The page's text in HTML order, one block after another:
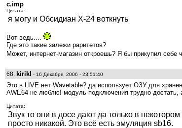
c.imp
Цитата:
я могу и Обсидиан X-24 воткнуть
Вот ведь....
Где это такие залежи раритетов?
Может, интернет-магазин откроешь? Я бы прикупил себе
68. kirikl - 16 Декабря, 2006 - 23:51:40
Это в LIVE нет Wavetable? да использует ОЗУ для
AWE64 не люблю! модуль подключения трудно достать,
Цитата:
Звук то они в досе дают да только в
просто никакой. Это всё есть эмуляция sb16.